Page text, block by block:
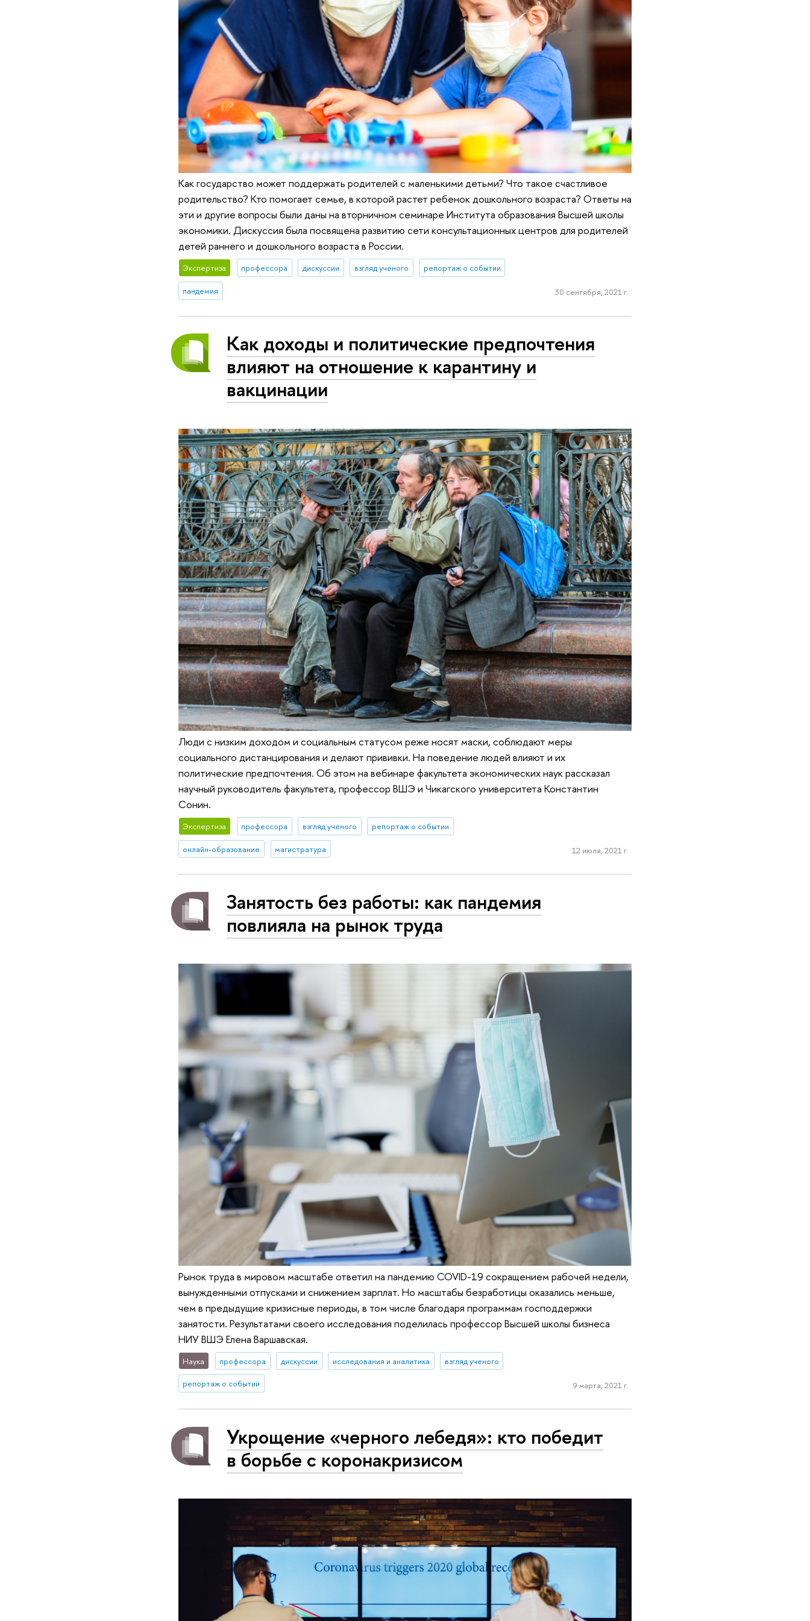
Как государство может поддержать родителей с маленькими детьми? Что такое счастливое
родительство? Кто помогает семье, в которой растет ребенок дошкольного возраста? Ответы на
эти и другие вопросы были даны на вторничном семинаре Института образования Высшей школы
экономики. Дискуссия была посвящена развитию сети консультационных центров для родителей
детей раннего и дошкольного возраста в России.
Экспертиза профессора дискуссии взгляд ученого репортаж о событии
пандемия 30 сентября, 2021 г.
Как доходы и политические предпочтения
влияют на отношение к карантину и
вакцинации
Люди с низким доходом и социальным статусом реже носят маски, соблюдают меры
социального дистанцирования и делают прививки. На поведение людей влияют и их
политические предпочтения. Об этом на вебинаре факультета экономических наук рассказал
научный руководитель факультета, профессор ВШЭ и Чикагского университета Константин
Сонин.
Экспертиза профессора взгляд ученого репортаж о событии
онлайн-образование магистратура 12 июля, 2021 г.
Занятость без работы: как пандемия
повлияла на рынок труда
Рынок труда в мировом масштабе ответил на пандемию COVID-19 сокращением рабочей недели,
вынужденными отпусками и снижением зарплат. Но масштабы безработицы оказались меньше,
чем в предыдущие кризисные периоды, в том числе благодаря программам господдержки
занятости. Результатами своего исследования поделилась профессор Высшей школы бизнеса
НИУ ВШЭ Елена Варшавская.
Наука профессора дискуссии исследования и аналитика взгляд ученого
репортаж о событии 9 марта, 2021 г.
Укрощение «черного лебедя»: кто победит
в борьбе с коронакризисом